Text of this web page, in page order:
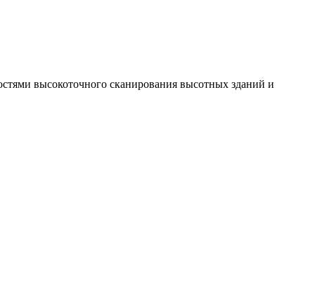
высокоточного сканирования высотных зданий и